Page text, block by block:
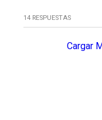
14 RESPUESTAS
Cargar